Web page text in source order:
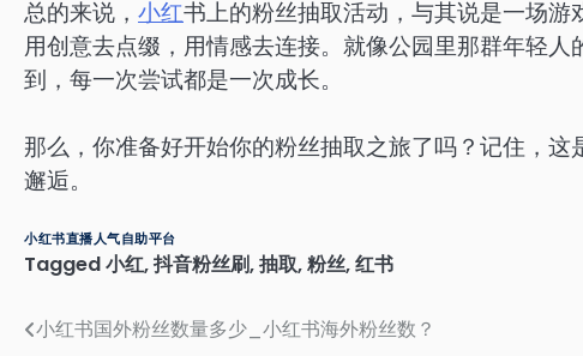
总的来说， 小红书上的粉丝抽取活动，与其说是一场游
用创意去点缀，用情感去连接。就像公园里那群年轻
到，每一次尝试都是一次成长。
那么，你准备好开始你的粉丝抽取之旅了吗？记住，
邂逅。
小红书直播人气自助平台
Tagged小红,抖音粉丝刷,抽取,粉丝,红书
文小红书国外粉丝数量多少_小红书海外粉丝数？